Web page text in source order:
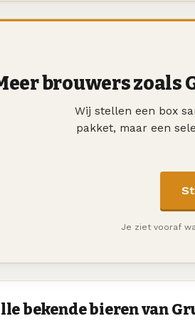
brouwers zoals
Wij stellen een box
pakket, maar een
Je ziet vooraf
bekende bieren van